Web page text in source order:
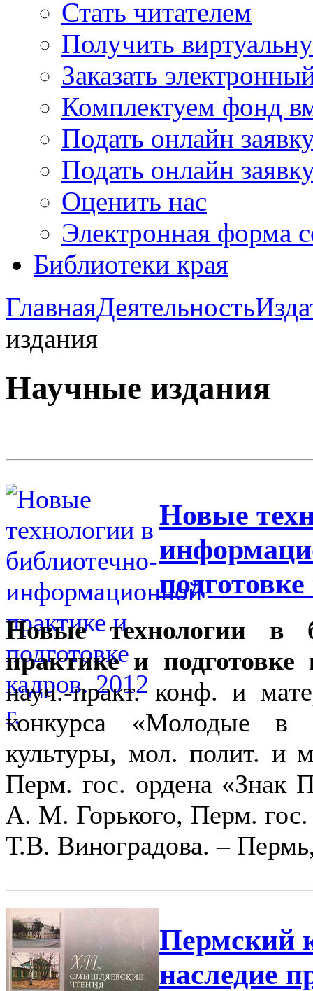
Стать читателем
Получить
Заказать
Комплектуем фонд
Подать онлайн
Подать онлайн
Оценить нас
Электронная форма
Библиотеки края
ГлавнаяДеятельность
издания
Научные издания
Новые
Новые технологии в
практике и подготовке
науч.-практ. конф. и
конкурса «Молодые
культуры, мол. полит. и
Перм. гос. ордена «Знак
А. М. Горького, Перм. гос.
Т.В. Виноградова. –
Пермский
наследие